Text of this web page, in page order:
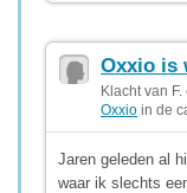
Oxxio is
Klacht van
Oxxio in de
Jaren geleden al
waar ik slechts